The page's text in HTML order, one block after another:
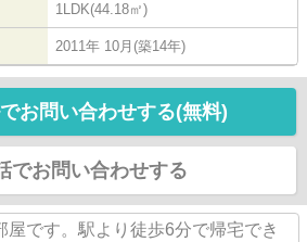
1LDK(44.18㎡)
2011年 10月(築14年)
お問い合わせする(無料)
でお問い合わせする
屋です。駅より徒歩6分で帰宅でき